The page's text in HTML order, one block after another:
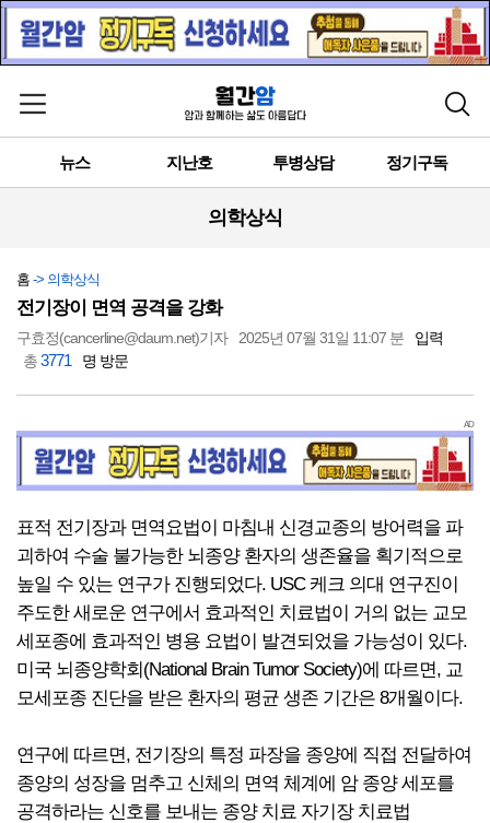
메뉴 열기 검색
뉴스 지난호 투병상담 정기구독
의학상식
홈 -> 의학상식
전기장이 면역 공격을 강화
구효정(cancerline@daum.net)기자 2025년 07월 31일 11:07 분
입력
총3771 명 방문
AD
표적 전기장과 면역요법이 마침내 신경교종의 방어력을 파
괴하여 수술 불가능한 뇌종양 환자의 생존율을 획기적으로
높일 수 있는 연구가 진행되었다. USC 케크 의대 연구진이
주도한 새로운 연구에서 효과적인 치료법이 거의 없는 교모
세포종에 효과적인 병용 요법이 발견되었을 가능성이 있다.
미국 뇌종양학회(National Brain Tumor Society)에 따르면, 교
모세포종 진단을 받은 환자의 평균 생존 기간은 8개월이다.
연구에 따르면, 전기장의 특정 파장을 종양에 직접 전달하여
종양의 성장을 멈추고 신체의 면역 체계에 암 종양 세포를
공격하라는 신호를 보내는 종양 치료 자기장 치료법